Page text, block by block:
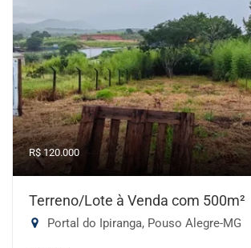
R$ 120.000
Terreno/Lote à Venda com 500m²
Portal do Ipiranga, Pouso Alegre-MG